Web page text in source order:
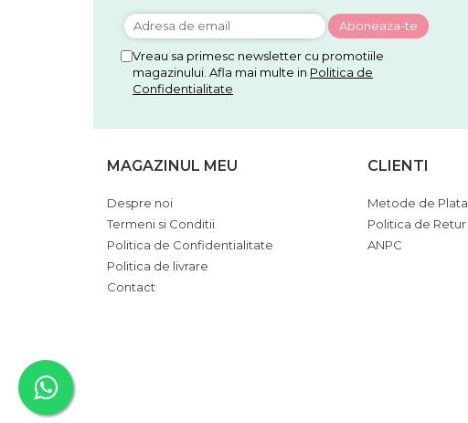
Vreau sa primesc newsletter cu promotiile
magazinului. Afla mai multe in Politica de
Confidentialitate
MAGAZINUL MEU
Despre noi
Termeni si Conditii
Politica de Confidentialitate
Politica de livrare
Contact
CLIENTI
Metode de Plata
Politica de Retur
ANPC